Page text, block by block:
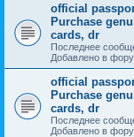
official
Purchase
cards, dr
Последнее
Добавлено в
official
Purchase
cards, dr
Последнее
Добавлено в